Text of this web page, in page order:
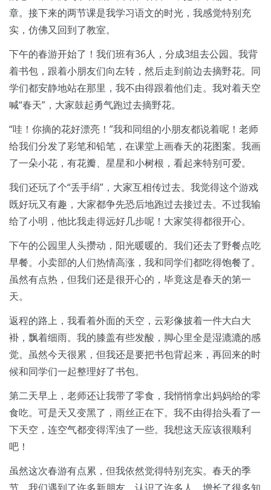
章。接下来的两节课是我学习语文的时光，我感觉特别充
实，仿佛又回到了教室。
下午的春游开始了！我们班有36人，分成3组去公园。我背
着书包，跟着小朋友们向左转，然后走到前边去摘野花。同
学们都安静地站在那里，我不由得跟着他们走。我对着天空
喊“春天”，大家鼓起勇气跑过去摘野花。
“哇！你摘的花好漂亮！”我和同组的小朋友都说着呢！老师
给我们分发了彩笔和铅笔，在课堂上画春天的花图案。我画
了一朵小花，有花瓣、星星和小树根，看起来特别可爱。
我们还玩了个“丢手绢”，大家互相传过去。我觉得这个游戏
既好玩又有趣，大家都争先恐后地跑过去接过去。不过我输
给了小明，他比我走得远好几步呢！大家笑得都很开心。
下午的公园里人头攒动，阳光暖暖的。我们还去了野餐点吃
早餐。小卖部的人们热情高涨，我和同学们都吃得饱餐了。
虽然有点热，但我们还是很开心的，毕竟这是春天的第一
天。
返程的路上，我看着外面的天空，云彩像披着一件大白大
褂，飘着细雨。我的膝盖有些发酸，脚心里全是湿漉漉的感
觉。虽然今天很累，但我还是要把书包背起来，再回来的时
候和同学们一起整理好了书包。
第二天早上，老师还让我带了零食，我悄悄拿出妈妈给的零
食吃。可是天又变黑了，雨丝正在下。我不由得抬头看了一
下天空，连空气都变得浑浊了一些。我想这天应该很顺利
吧！
虽然这次春游有点累，但我依然觉得特别充实。春天的季